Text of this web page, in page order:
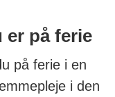
er på ferie
på ferie i en
i den